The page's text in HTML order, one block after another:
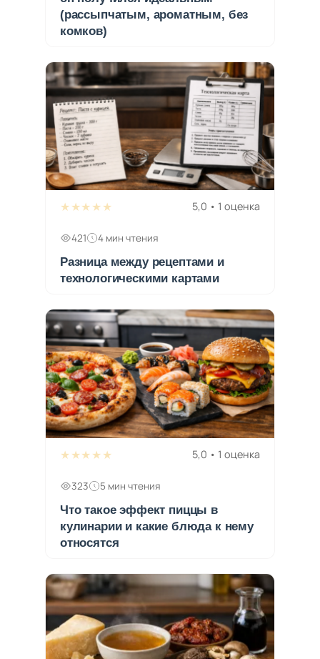
(рассыпчатым, ароматным, без
комков)
★★★★★ 5,0 • 1 оценка
421 4 мин чтения
Разница между рецептами и
технологическими картами
★★★★★ 5,0 • 1 оценка
323 5 мин чтения
Что такое эффект пиццы в
кулинарии и какие блюда к нему
относятся